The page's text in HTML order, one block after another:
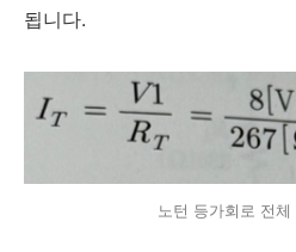
됩니다.
노턴 등가회로 전체